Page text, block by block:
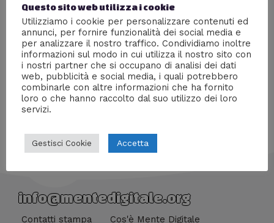
Comic-Con 2017
Lascia un commento /Cinema,Serie tv/ DiWilliam J
Una carrellata con tutti i migliori trailer mostrati al
Comic-Con 2017 di San Diego
info@mentedigitale.org
Contatti stampa Cos'è Mente Digitale
Questo sito web utilizza i cookie
Utilizziamo i cookie per personalizzare contenuti ed
annunci, per fornire funzionalità dei social media e
per analizzare il nostro traffico. Condividiamo inoltre
informazioni sul modo in cui utilizza il nostro sito con
i nostri partner che si occupano di analisi dei dati
web, pubblicità e social media, i quali potrebbero
combinarle con altre informazioni che ha fornito
loro o che hanno raccolto dal suo utilizzo dei loro
servizi.
Gestisci Cookie Accetta